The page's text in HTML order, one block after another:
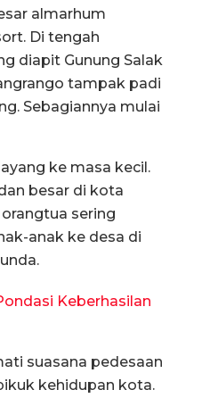
almarhum
Di tengah
diapit Gunung Salak
tampak padi
Sebagiannya mulai
ke masa kecil.
besar di kota
sering
anak ke desa di
Keberhasilan
suasana pedesaan
kehidupan kota.